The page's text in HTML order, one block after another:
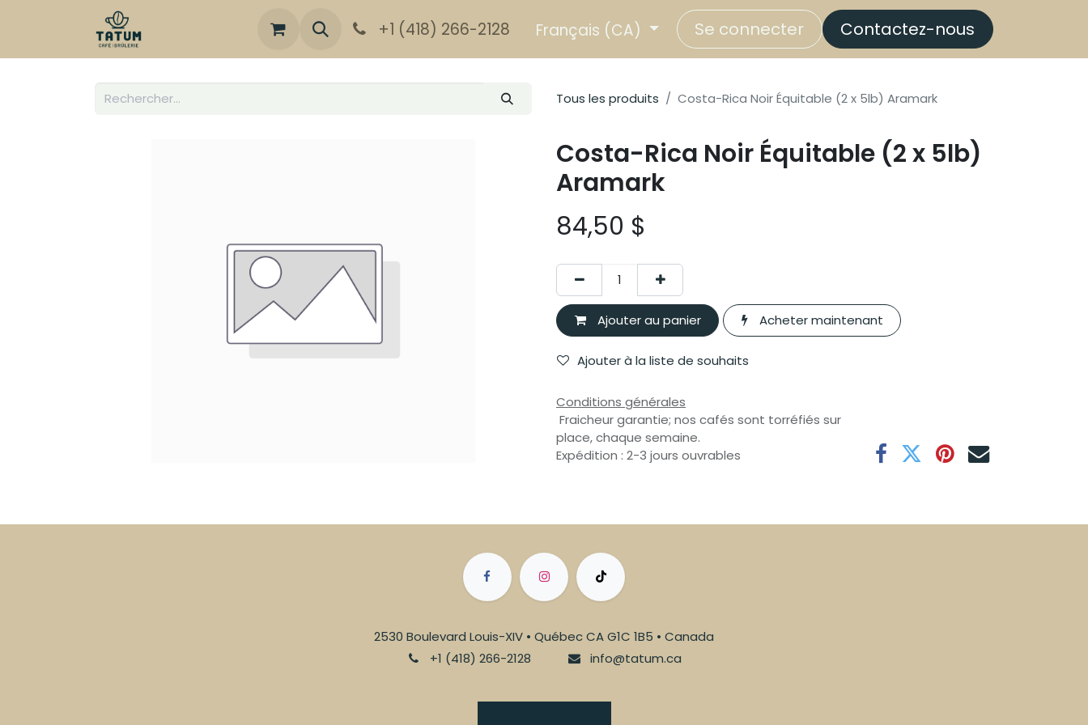
+1 (418) 266-2128 Français (CA) Se connecter Contactez-nous
Tous les produits Costa-Rica Noir Équitable (2 x 5lb) Aramark
Costa-Rica Noir Équitable (2 x 5lb)
Aramark
84,50 $
Ajouter au panier Acheter maintenant
Ajouter à la liste de souhaits
Conditions générales
Fraicheur garantie; nos cafés sont torréfiés sur
place, chaque semaine.
Expédition : 2-3 jours ouvrables
2530 Boulevard Louis-XIV • Québec CA G1C 1B5 • Canada
+1 (418) 266-2128
info@tatum.ca